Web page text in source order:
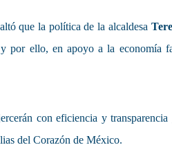
que la política de la alcaldesa
por ello, en apoyo a la economía
con eficiencia y
del Corazón de México.